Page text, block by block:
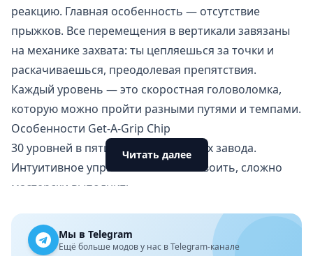
реакцию. Главная особенность — отсутствие
прыжков. Все перемещения в вертикали завязаны
на механике захвата: ты цепляешься за точки и
раскачиваешься, преодолевая препятствия.
Каждый уровень — это скоростная головоломка,
которую можно пройти разными путями и темпами.
Особенности Get-A-Grip Chip
30 уровней в пяти уникальных зонах завода.
Интуитивное управление: легко освоить, сложно
мастерски выполнить.
дробилки, пилы, токсины, лазеры.
Секретные участки и скрытые маршруты.
Читать далее
Мы в Telegram
Ещё больше модов у нас в Telegram-канале